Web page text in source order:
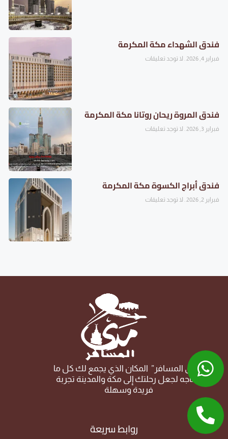
فندق الشهداء مكة المكرمة
فبراير 4, 2026 لا توجد تعليقات
فندق المروة ريحان روتانا مكة المكرمة
فبراير 3, 2026 لا توجد تعليقات
فندق أبراج الكسوة مكة المكرمة
فبراير 2, 2026 لا توجد تعليقات
“مدى المسافر” المكان الذي يجمع لك كل ما
تحتاجه لجعل رحلتك إلى مكة والمدينة تجربة
فريدة وسهلة
روابط سريعة